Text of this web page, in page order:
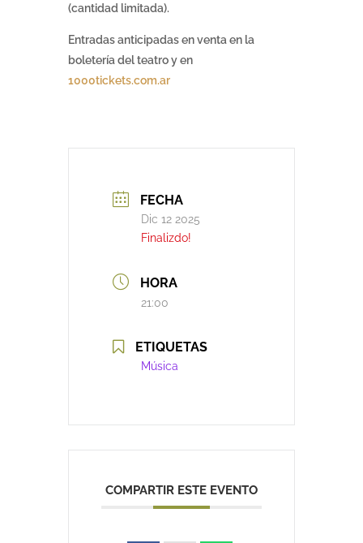
(cantidad limitada).
Entradas anticipadas en venta en la
boletería del teatro y en
1000tickets.com.ar
FECHA
Dic 12 2025
Finalizdo!
HORA
21:00
ETIQUETAS
Música
COMPARTIR ESTE EVENTO